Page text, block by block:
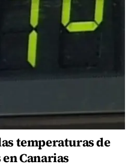
temperaturas de
en Canarias